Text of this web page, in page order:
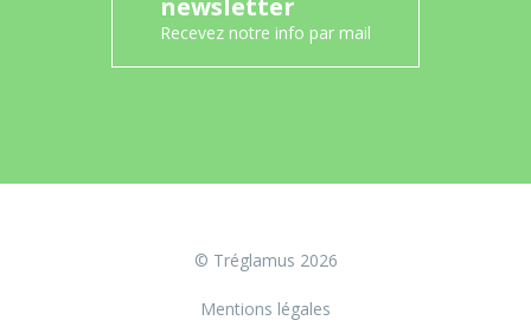
Recevez notre info par mail
© Tréglamus 2026
Mentions légales